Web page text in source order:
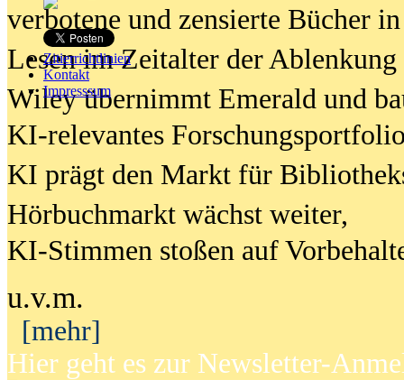
Zitierrichtlinien
Kontakt
Impresssum
verbotene und zensierte Bücher
Lesen im Zeitalter der Ablenkung
Wiley übernimmt Emerald und
KI-relevantes
KI prägt den Markt für
Hörbuchmarkt wächst weiter,
KI-Stimmen stoßen auf
u.v.m.
[mehr]
Hier geht es zur Newsletter-